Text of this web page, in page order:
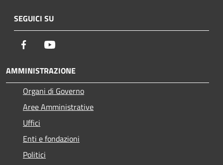
SEGUICI SU
Facebook
AMMINISTRAZIONE
Organi di Governo
Aree Amministrative
Uffici
Enti e fondazioni
Politici